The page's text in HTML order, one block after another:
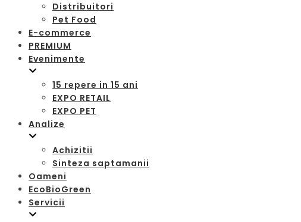
Distribuitori
Pet Food
E-commerce
PREMIUM
Evenimente
15 repere in 15 ani
EXPO RETAIL
EXPO PET
Analize
Achizitii
Sinteza saptamanii
Oameni
EcoBioGreen
Servicii